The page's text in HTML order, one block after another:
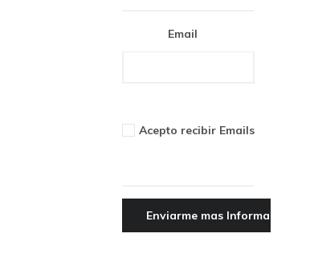
Email
Acepto recibir Emails